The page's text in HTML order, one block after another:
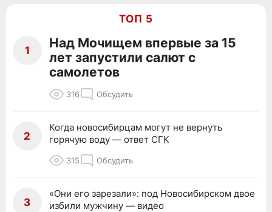
ТОП 5
1
Над Мочищем впервые за 15
лет запустили салют с
самолетов
316 Обсудить
2
Когда новосибирцам могут не вернуть
горячую воду — ответ СГК
315 Обсудить
3
«Они его зарезали»: под Новосибирском двое
избили мужчину — видео